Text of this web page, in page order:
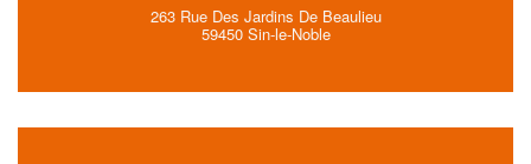
263 Rue Des Jardins De Beaulieu
59450 Sin-le-Noble